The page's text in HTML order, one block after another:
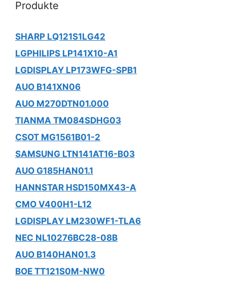
Produkte
SHARP LQ121S1LG42
LGPHILIPS LP141X10-A1
LGDISPLAY LP173WFG-SPB1
AUO B141XN06
AUO M270DTN01.000
TIANMA TM084SDHG03
CSOT MG1561B01-2
SAMSUNG LTN141AT16-B03
AUO G185HAN01.1
HANNSTAR HSD150MX43-A
CMO V400H1-L12
LGDISPLAY LM230WF1-TLA6
NEC NL10276BC28-08B
AUO B140HAN01.3
BOE TT121S0M-NW0